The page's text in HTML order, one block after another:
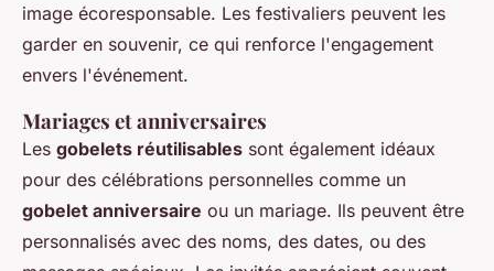
image écoresponsable. Les festivaliers peuvent les
garder en souvenir, ce qui renforce l'engagement
envers l'événement.
Mariages et anniversaires
Les gobelets réutilisables sont également idéaux
pour des célébrations personnelles comme un
gobelet anniversaire ou un mariage. Ils peuvent être
personnalisés avec des noms, des dates, ou des